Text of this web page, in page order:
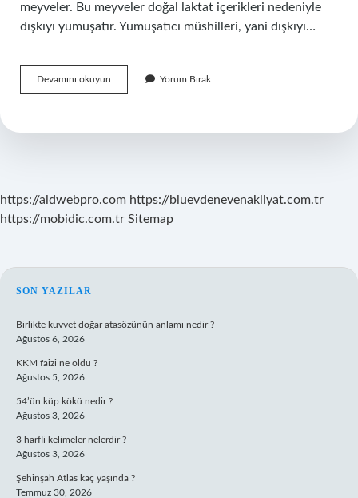
meyveler. Bu meyveler doğal laktat içerikleri nedeniyle
dışkıyı yumuşatır. Yumuşatıcı müshilleri, yani dışkıyı…
Devamını okuyun
Kayısı
Mı
Yorum Bırak
https://aldwebpro.com https://bluevdenevenakliyat.com.tr
https://mobidic.com.tr Sitemap
SIDEBAR
SON YAZILAR
Birlikte kuvvet doğar atasözünün anlamı nedir ?
Ağustos 6, 2026
KKM faizi ne oldu ?
Ağustos 5, 2026
54’ün küp kökü nedir ?
Ağustos 3, 2026
3 harfli kelimeler nelerdir ?
Ağustos 3, 2026
Şehinşah Atlas kaç yaşında ?
Temmuz 30, 2026